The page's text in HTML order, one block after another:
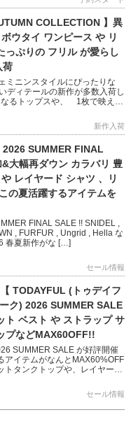
COLLECTION 】異
ウタイ ワンピース や リ
っぷりの フリル が愛らし
荷
ミニンスタイルにぴったりな
ディテールの新作が多数入荷し
るトップスや、 1枚で映える
新作入荷
SUMMER FINAL
大幅再ダウン カラバリ 豊
レイヤード シャツ 、リ
の夏活躍するアイテムを
FINAL SALE !! SNIDEL ,
, FURFUR , Ungrid , Hella な
春夏新作がな […]
セール情報
TODAYFUL (トゥデイフ
ク) 2026 SUMMER SALE
ト ベスト や ストラップ サ
プなどMAX60OFF!!
SUMMER SALE が好評開催
アイテムがなんとMAX60%OFF
タンクトップや、レイヤード
セール情報